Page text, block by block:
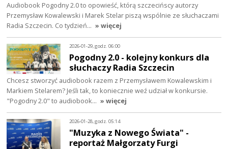
Audiobook Pogodny 2.0 to opowieść, którą szczecińscy autorzy
Przemysław Kowalewski i Marek Stelar piszą wspólnie ze słuchaczami
Radia Szczecin. Co tydzień… » więcej
2026-01-29, godz. 06:00
Pogodny 2.0 - kolejny konkurs dla
słuchaczy Radia Szczecin
Chcesz stworzyć audiobook razem z Przemysławem Kowalewskim i
Markiem Stelarem? Jeśli tak, to koniecznie weź udział w konkursie.
"Pogodny 2.0" to audiobook… » więcej
2026-01-28, godz. 05:14
"Muzyka z Nowego Świata" -
reportaż Małgorzaty Furgi